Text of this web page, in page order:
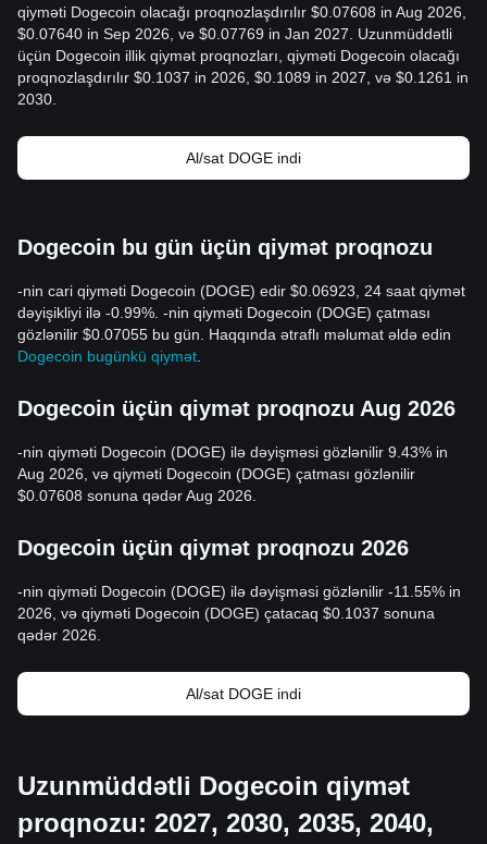
qiyməti Dogecoin olacağı proqnozlaşdırılır $0.07608 in Aug 2026,
$0.07640 in Sep 2026, və $0.07769 in Jan 2027. Uzunmüddətli
üçün Dogecoin illik qiymət proqnozları, qiyməti Dogecoin olacağı
proqnozlaşdırılır $0.1037 in 2026, $0.1089 in 2027, və $0.1261 in
2030.
Al/sat DOGE indi
Dogecoin bu gün üçün qiymət proqnozu
-nin cari qiyməti Dogecoin (DOGE) edir $0.06923, 24 saat qiymət
dəyişikliyi ilə -0.99%. -nin qiyməti Dogecoin (DOGE) çatması
gözlənilir $0.07055 bu gün. Haqqında ətraflı məlumat əldə edin
Dogecoin bugünkü qiymət
Dogecoin üçün qiymət proqnozu Aug 2026
-nin qiyməti Dogecoin (DOGE) ilə dəyişməsi gözlənilir 9.43% in
Aug 2026, və qiyməti Dogecoin (DOGE) çatması gözlənilir
$0.07608 sonuna qədər Aug 2026.
Dogecoin üçün qiymət proqnozu 2026
-nin qiyməti Dogecoin (DOGE) ilə dəyişməsi gözlənilir -11.55% in
2026, və qiyməti Dogecoin (DOGE) çatacaq $0.1037 sonuna
qədər 2026.
Al/sat DOGE indi
Uzunmüddətli Dogecoin qiymət
proqnozu: 2027, 2030, 2035, 2040,